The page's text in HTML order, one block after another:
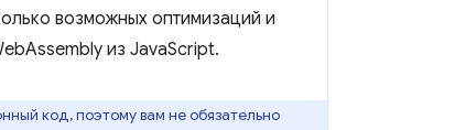
возможных оптимизаций и
из JavaScript.
код, поэтому вам не обязательно